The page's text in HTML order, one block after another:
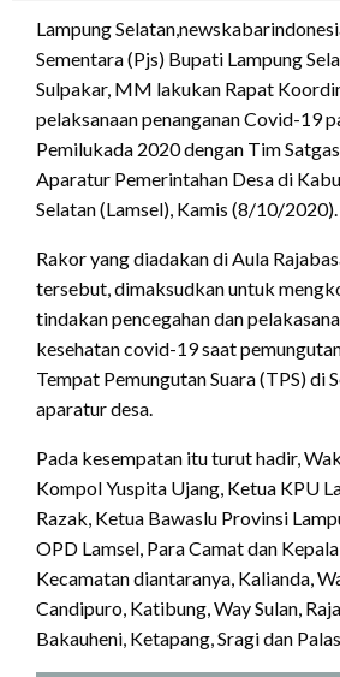
Lampung
Sementara (Pjs) Bupati Lampung
Sulpakar, MM lakukan Rapat
pelaksanaan penanganan Covid-19
Pemilukada 2020 dengan Tim
Aparatur Pemerintahan Desa di
Selatan (Lamsel), Kamis (8/10/2020).
Rakor yang diadakan di Aula
tersebut, dimaksudkan untuk
tindakan pencegahan dan
kesehatan covid-19 saat
Tempat Pemungutan Suara (TPS) di
aparatur desa.
Pada kesempatan itu turut hadir,
Kompol Yuspita Ujang, Ketua KPU
Razak, Ketua Bawaslu Provinsi
OPD Lamsel, Para Camat dan
Kecamatan diantaranya, Kalianda,
Candipuro, Katibung, Way Sulan,
Bakauheni, Ketapang, Sragi dan